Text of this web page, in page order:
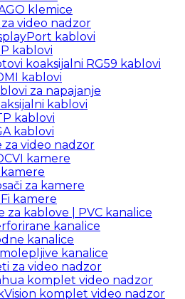
klemice
video nadzor
kablovi
kablovi
koaksijalni RG59 kablovi
kablovi
za napajanje
kablovi
kablovi
kablovi
za video nadzor
kamere
za kamere
kamere
za kablove | PVC kanalice
kanalice
kanalice
kanalice
za video nadzor
komplet video nadzor
komplet video nadzor